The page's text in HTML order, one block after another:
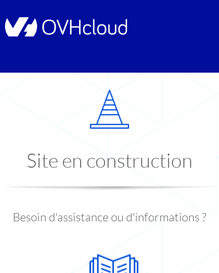
Site en construction
Besoin d'assistance ou d'informations ?